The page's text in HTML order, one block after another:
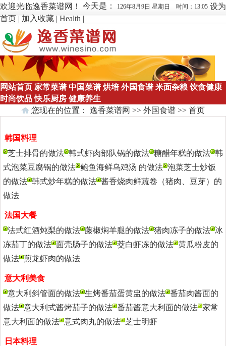
欢迎光临逸香菜谱网！ 今天是： 126年8月9日 星期日 时间：13:05 设为
首页|加入收藏|Health|
网站首页 家常菜谱 中国菜谱 烘培 外国食谱 米面杂粮 饮食健康
时尚饮品 快乐厨房 健康养生
您现在的位置： 逸香菜谱网 >> 外国食谱 >> 首页
韩国料理
芝士排骨的做法 韩式虾肉部队锅的做法 糖醋年糕的做法 韩
式泡菜豆腐锅的做法 鲍鱼海鲜乌鸡汤 的做法 泡菜芝士炒饭
的做法 韩式炒年糕的做法 酱香烧肉鲜蔬卷（猪肉、豆芽）的
做法
法国大餐
法式红酒炖梨的做法 藤椒焖羊腿的做法 猪肉冻子的做法 冰
冻茄丁的做法 面壳肠子的做法 茭白虾冻的做法 黄瓜粉皮的
做法 煎龙虾肉的做法
意大利美食
意大利斜管面的做法 生烤番茄蛋黄盅的做法 番茄肉酱面的
做法 意大利式酱烤茄子的做法 番茄酱意大利面的做法 家常
意大利面的做法 意式肉丸的做法 芝士明虾
日本料理